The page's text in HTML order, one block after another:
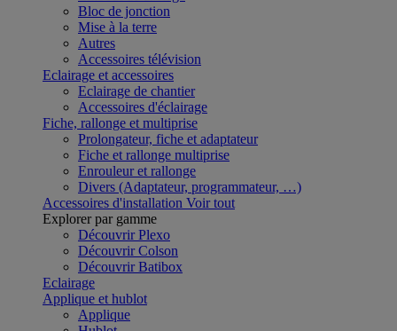
Bloc de jonction
Mise à la terre
Autres
Accessoires télévision
Eclairage et accessoires
Eclairage de chantier
Accessoires d'éclairage
Fiche, rallonge et multiprise
Prolongateur, fiche et adaptateur
Fiche et rallonge multiprise
Enrouleur et rallonge
Divers (Adaptateur, programmateur, …)
Accessoires d'installation Voir tout
Explorer par gamme
Découvrir Plexo
Découvrir Colson
Découvrir Batibox
Eclairage
Applique et hublot
Applique